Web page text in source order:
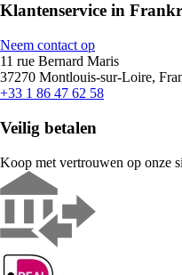
Klantenservice in
Neem contact op
11 rue Bernard Maris
37270 Montlouis-sur-Loire,
+33 1 86 47 62 58
Veilig betalen
Koop met vertrouwen op onze